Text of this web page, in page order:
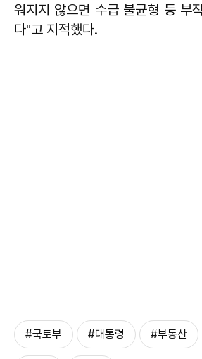
워지지 않으면 수급 불균형 등 부
다"고 지적했다.
#국토부 #대통령 #부동산